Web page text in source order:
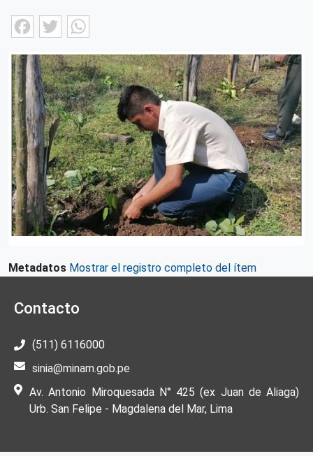
Facebook
Twitter
Metadatos Mostrar el registro completo del ítem
Contacto
(511) 6116000
sinia@minam.gob.pe
Av. Antonio Miroquesada N° 425 (ex Juan de Aliaga)
Urb. San Felipe - Magdalena del Mar, Lima